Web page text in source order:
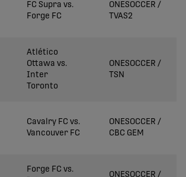
FC Supra vs.
Forge FC
ONESOCCER /
TVAS2
Atlético
Ottawa vs.
Inter
Toronto
ONESOCCER /
TSN
Cavalry FC vs.
Vancouver FC
ONESOCCER /
CBC GEM
Forge FC vs.
ONESOCCER /